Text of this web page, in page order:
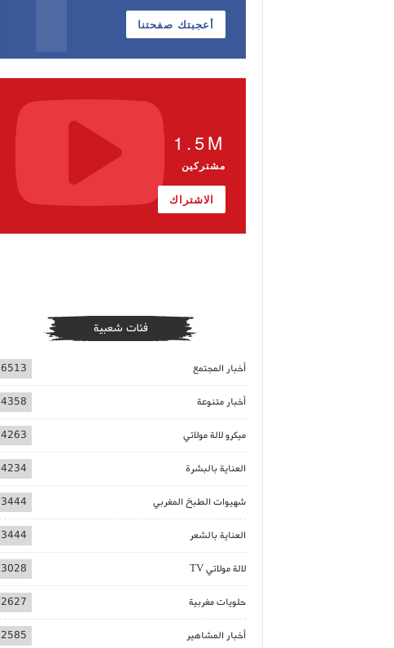
أعجبتك صفحتنا
1.5M
مشتركين
الاشتراك
فئات شعبية
أخبار المجتمع 6513
أخبار متنوعة 4358
ميكرو لالة مولاتي 4263
العناية بالبشرة 4234
شهيوات الطبخ المغربي 3444
العناية بالشعر 3444
لالة مولاتي TV 3028
حلويات مغربية 2627
أخبار المشاهير 2585